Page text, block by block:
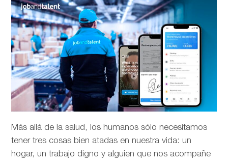
Más allá de la salud, los humanos sólo necesitamos
tener tres cosas bien atadas en nuestra vida: un
hogar, un trabajo digno y alguien que nos acompañe